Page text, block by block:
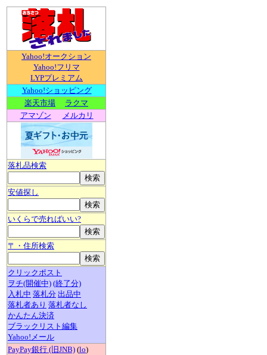
Yahoo!オークション
Yahoo!フリマ
LYPプレミアム
Yahoo!ショッピング
楽天市場
ラクマ
アマゾン
メルカリ
落札品検索
安値探し
いくらで売ればいい?
〒・住所検索
クリックポスト
ヲチ(開催中) (終了分)
入札中 落札分 出品中
落札者あり 落札者なし
かんたん決済
ブラックリスト編集
Yahoo!メール
PayPay銀行 (旧JNB) (lo)